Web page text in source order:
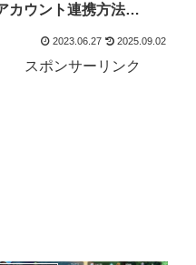
カウント連携方法
2023.06.27 2025.09.02
スポンサーリンク